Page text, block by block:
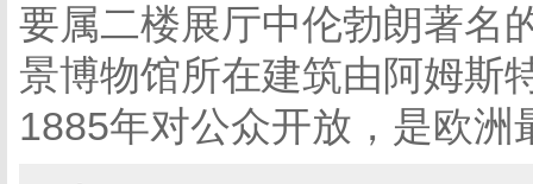
要属二楼展厅中伦勃朗著
景博物馆所在建筑由阿姆斯
1885年对公众开放，是欧洲